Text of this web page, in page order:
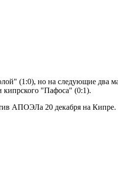
(1:0), но на следующие два
кипрского "Пафоса" (0:1).
АПОЭЛа 20 декабря на Кипре.